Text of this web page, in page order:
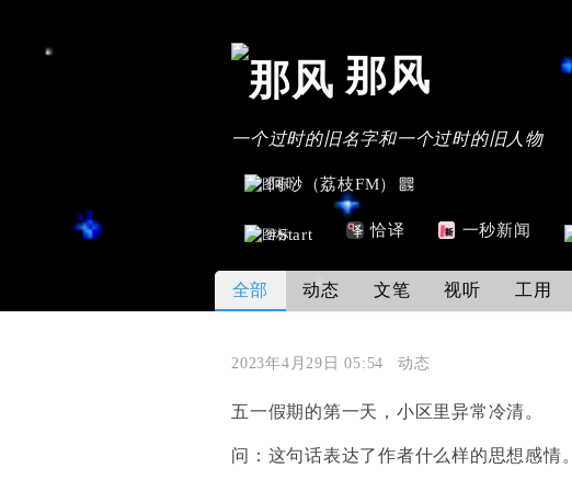
那风
一个过时的旧名字和一个过时的旧人物
阿唦（荔枝FM）
#Start 恰译 一秒新闻
全部 动态 文笔 视听 工用
2023年4月29日 05:54 动态
五一假期的第一天，小区里异常冷清。
问：这句话表达了作者什么样的思想感情。